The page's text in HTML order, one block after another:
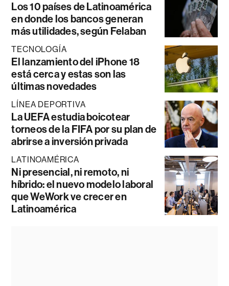
Los 10 países de Latinoamérica
en donde los bancos generan
más utilidades, según Felaban
TECNOLOGÍA
El lanzamiento del iPhone 18
está cerca y estas son las
últimas novedades
LÍNEA DEPORTIVA
La UEFA estudia boicotear
torneos de la FIFA por su plan de
abrirse a inversión privada
LATINOAMÉRICA
Ni presencial, ni remoto, ni
híbrido: el nuevo modelo laboral
que WeWork ve crecer en
Latinoamérica